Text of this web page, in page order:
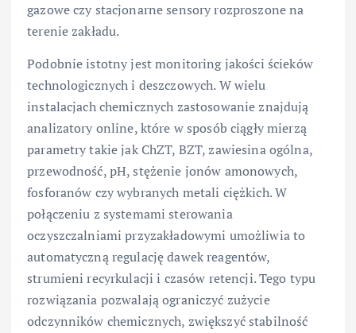
gazowe czy stacjonarne sensory rozproszone na
terenie zakładu.
Podobnie istotny jest monitoring jakości ścieków
technologicznych i deszczowych. W wielu
instalacjach chemicznych zastosowanie znajdują
analizatory online, które w sposób ciągły mierzą
parametry takie jak ChZT, BZT, zawiesina ogólna,
przewodność, pH, stężenie jonów amonowych,
fosforanów czy wybranych metali ciężkich. W
połączeniu z systemami sterowania
oczyszczalniami przyzakładowymi umożliwia to
automatyczną regulację dawek reagentów,
strumieni recyrkulacji i czasów retencji. Tego typu
rozwiązania pozwalają ograniczyć zużycie
odczynników chemicznych, zwiększyć stabilność